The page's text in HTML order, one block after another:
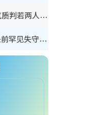
简淑儿染金发剪短头发气质判若两人！吓坏老公麦大力都认不出：“你做什么？”
TVB新闻主播陈嘉欣镜头前罕见失守！遭林超英一句话突袭吓坏当场大笑